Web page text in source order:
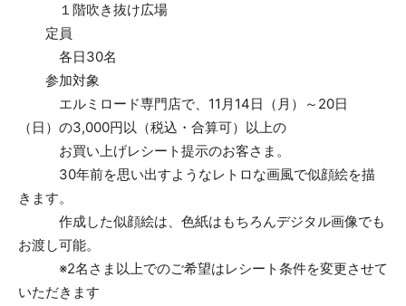
１階吹き抜け広場
定員
各日30名
参加対象
エルミロード専門店で、11月14日（月）～20日
（日）の3,000円以（税込・合算可）以上の
お買い上げレシート提示のお客さま。
30年前を思い出すようなレトロな画風で似顔絵を描
きます。
作成した似顔絵は、色紙はもちろんデジタル画像でも
お渡し可能。
※2名さま以上でのご希望はレシート条件を変更させて
いただきます